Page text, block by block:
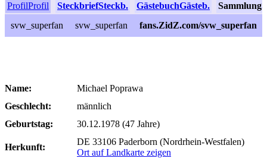
ProfilProfil SteckbriefSteckb. GästebuchGästeb. Sammlung
svw_superfan
svw_superfan fans.ZidZ.com/svw_superfan
Name:
Michael Poprawa
Geschlecht:
männlich
Geburtstag:
30.12.1978 (47 Jahre)
Herkunft:
DE 33106 Paderborn (Nordrhein-Westfalen)
Ort auf Landkarte zeigen